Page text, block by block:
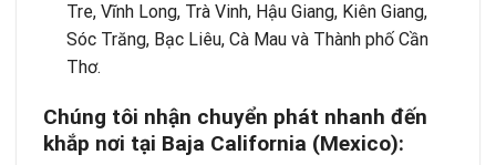
Tre, Vĩnh Long, Trà Vinh, Hậu Giang, Kiên Giang,
Sóc Trăng, Bạc Liêu, Cà Mau và Thành phố Cần
Thơ.
Chúng tôi nhận chuyển phát nhanh đến
khắp nơi tại Baja California (Mexico):